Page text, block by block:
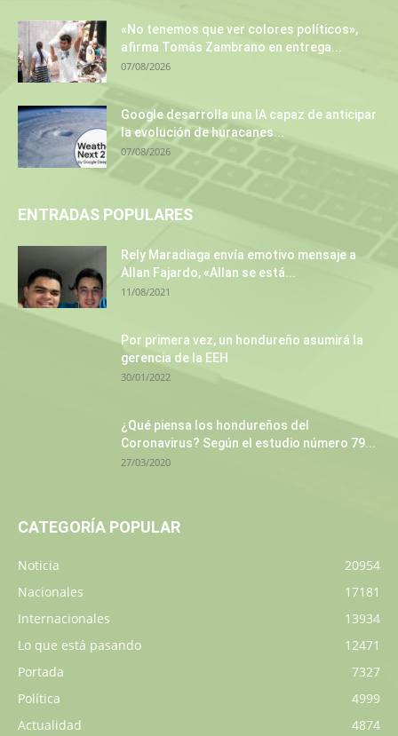
«No tenemos que ver colores políticos»,
afirma Tomás Zambrano en entrega...
07/08/2026
Google desarrolla una IA capaz de anticipar
la evolución de huracanes...
07/08/2026
ENTRADAS POPULARES
Rely Maradiaga envía emotivo mensaje a
Allan Fajardo, «Allan se está...
11/08/2021
Por primera vez, un hondureño asumirá la
gerencia de la EEH
30/01/2022
¿Qué piensa los hondureños del
Coronavirus? Según el estudio número 79...
27/03/2020
CATEGORÍA POPULAR
Noticia
20954
Nacionales
17181
Internacionales
13934
Lo que está pasando
12471
Portada
7327
Política
4999
Actualidad
4874